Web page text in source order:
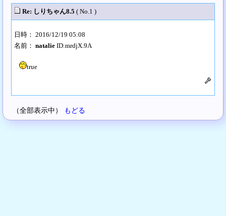
Re: しりちゃん8.5 ( No.1 )
日時： 2016/12/19 05:08
名前： natalie ID:mrdjX.9A
true
（全部表示中） もどる